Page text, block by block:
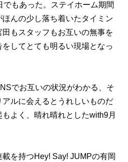
もあった。ステイホーム期間
んの少し落ち着いたタイミン
もスタッフもお互いの無事を
してとても明るい現場となっ
でお互いの状況がわかる、そ
ルに会えるとうれしいものだ
よく、晴れ晴れとしたwith9月
を持つHey! Say! JUMPの有岡